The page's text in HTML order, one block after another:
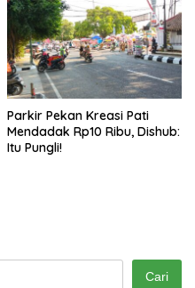
Parkir Pekan Kreasi Pati
Mendadak Rp10 Ribu, Dishub:
Itu Pungli!
Cari